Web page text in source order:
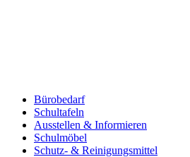
Bürobedarf
Schultafeln
Ausstellen & Informieren
Schulmöbel
Schutz- & Reinigungsmittel